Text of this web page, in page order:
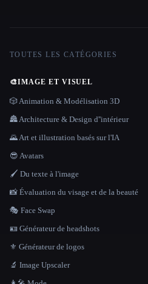
TOUTES LES CATÉGORIES
🎨IMAGE ET VISUEL
🎲 Animation & Modélisation 3D
🏯 Architecture & Design d''intérieur
🌄 Art et illustration basés sur l'IA
😎 Avatars
🖌️ Du texte à l'image
📸 Évaluation du visage et de la beauté
🎭 Face Swap
🪪 Générateur de headshots
⚜️ Générateur de logos
🔬 Image Upscaler